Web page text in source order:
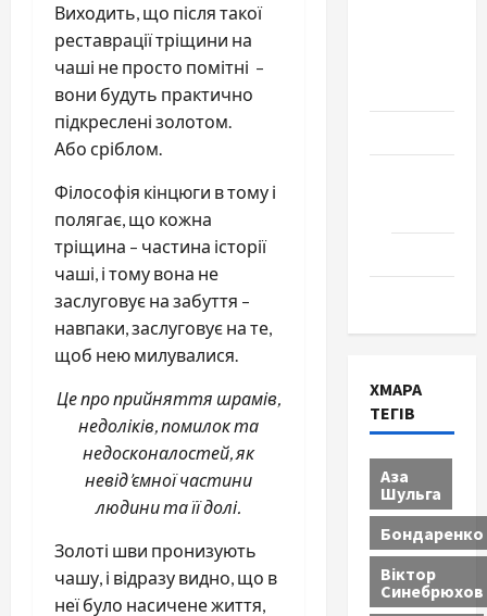
Виходить, що після такої
реставрації тріщини на
чаші не просто помітні –
вони будуть практично
підкреслені золотом.
Або сріблом.
Філософія кінцюги в тому і
полягає, що кожна
тріщина – частина історії
чаші, і тому вона не
заслуговує на забуття –
навпаки, заслуговує на те,
щоб нею милувалися.
Це про прийняття шрамів,
недоліків, помилок та
недосконалостей, як
невід’ємної частини
людини та її долі.
Золоті шви пронизують
чашу, і відразу видно, що в
неї було насичене життя,
ХМАРА
ТЕГІВ
Аза
Шульга
Бондаренко
Віктор
Синебрюхов